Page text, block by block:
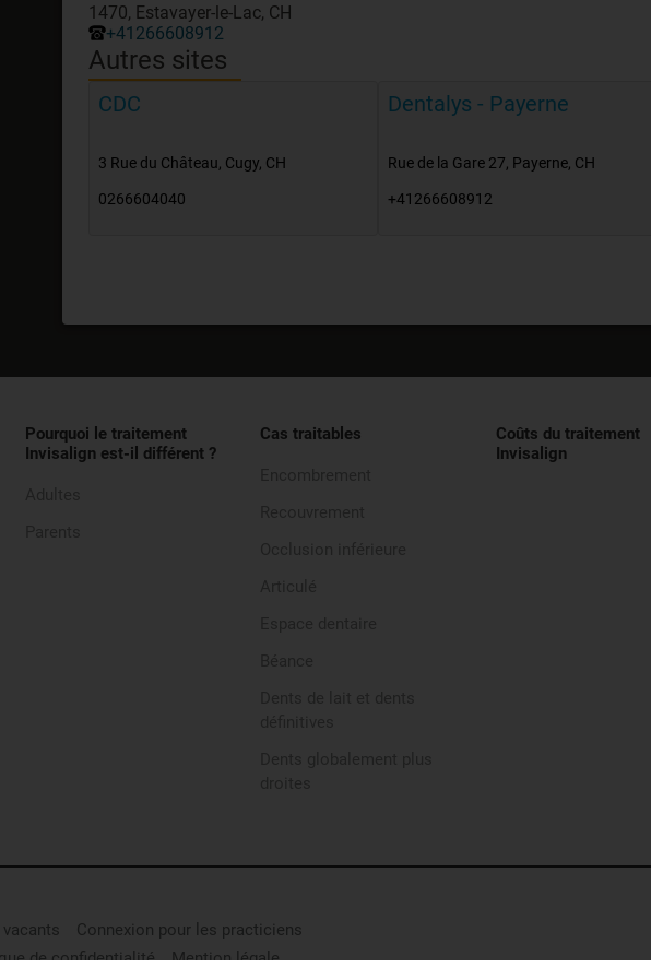
1470, Estavayer-le-Lac, CH
+41266608912
Autres sites
CDC
3 Rue du Château, Cugy, CH
0266604040
Dentalys - Payerne
Rue de la Gare 27, Payerne, CH
+41266608912
Pourquoi le traitement
Invisalign est-il différent ?
Cas traitables
Coûts du traitement
Invisalign
Connexion pour les practiciens
de confidentialité
Mention légale